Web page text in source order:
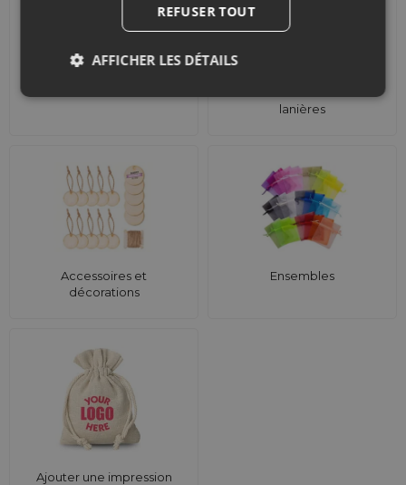
lanières
Accessoires et
décorations
Ensembles
Ajouter une impression
REFUSER TOUT
AFFICHER LES DÉTAILS